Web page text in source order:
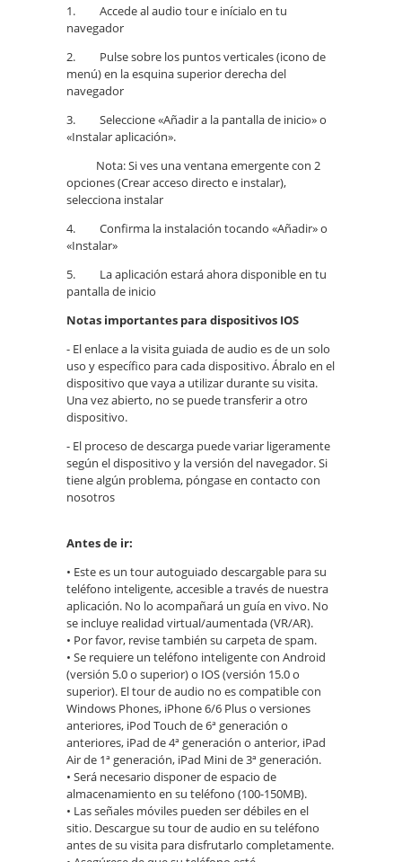
1. Accede al audio tour e inícialo en tu
navegador
2. Pulse sobre los puntos verticales (icono de
menú) en la esquina superior derecha del
navegador
3. Seleccione «Añadir a la pantalla de inicio» o
«Instalar aplicación».
Nota: Si ves una ventana emergente con 2
opciones (Crear acceso directo e instalar),
selecciona instalar
4. Confirma la instalación tocando «Añadir» o
«Instalar»
5. La aplicación estará ahora disponible en tu
pantalla de inicio
Notas importantes para dispositivos IOS
- El enlace a la visita guiada de audio es de un solo
uso y específico para cada dispositivo. Ábralo en el
dispositivo que vaya a utilizar durante su visita.
Una vez abierto, no se puede transferir a otro
dispositivo.
- El proceso de descarga puede variar ligeramente
según el dispositivo y la versión del navegador. Si
tiene algún problema, póngase en contacto con
nosotros
Antes de ir:
• Este es un tour autoguiado descargable para su
teléfono inteligente, accesible a través de nuestra
aplicación. No lo acompañará un guía en vivo. No
se incluye realidad virtual/aumentada (VR/AR).
• Por favor, revise también su carpeta de spam.
• Se requiere un teléfono inteligente con Android
(versión 5.0 o superior) o IOS (versión 15.0 o
superior). El tour de audio no es compatible con
Windows Phones, iPhone 6/6 Plus o versiones
anteriores, iPod Touch de 6ª generación o
anteriores, iPad de 4ª generación o anterior, iPad
Air de 1ª generación, iPad Mini de 3ª generación.
• Será necesario disponer de espacio de
almacenamiento en su teléfono (100-150MB).
• Las señales móviles pueden ser débiles en el
sitio. Descargue su tour de audio en su teléfono
antes de su visita para disfrutarlo completamente.